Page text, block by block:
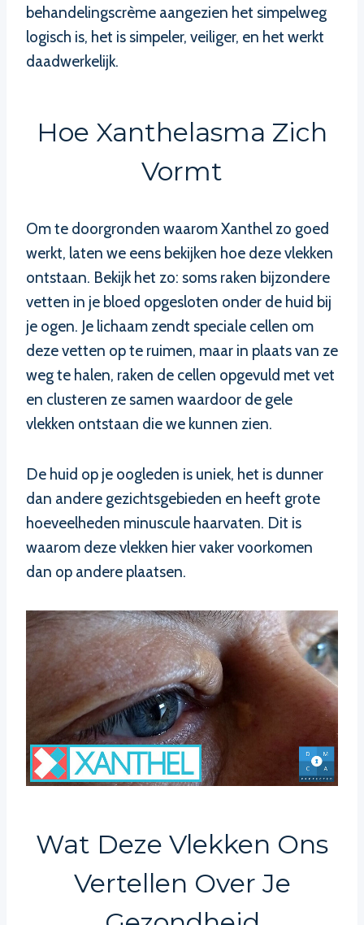
behandelingscrème aangezien het simpelweg
logisch is, het is simpeler, veiliger, en het werkt
daadwerkelijk.
Hoe Xanthelasma Zich
Vormt
Om te doorgronden waarom Xanthel zo goed
werkt, laten we eens bekijken hoe deze vlekken
ontstaan. Bekijk het zo: soms raken bijzondere
vetten in je bloed opgesloten onder de huid bij
je ogen. Je lichaam zendt speciale cellen om
deze vetten op te ruimen, maar in plaats van ze
weg te halen, raken de cellen opgevuld met vet
en clusteren ze samen waardoor de gele
vlekken ontstaan die we kunnen zien.
De huid op je oogleden is uniek, het is dunner
dan andere gezichtsgebieden en heeft grote
hoeveelheden minuscule haarvaten. Dit is
waarom deze vlekken hier vaker voorkomen
dan op andere plaatsen.
Wat Deze Vlekken Ons
Vertellen Over Je